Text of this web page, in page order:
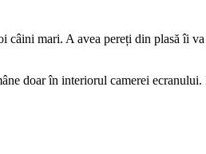
mari. A avea pereți din plasă îi
doar în interiorul camerei